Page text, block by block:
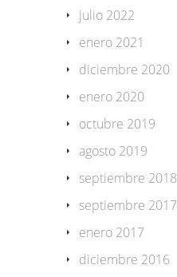
julio 2022
enero 2021
diciembre 2020
enero 2020
octubre 2019
agosto 2019
septiembre 2018
septiembre 2017
enero 2017
diciembre 2016